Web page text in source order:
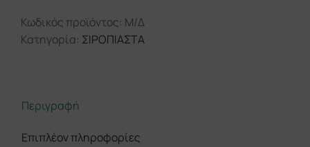
Κωδικός προϊόντος: Μ/Δ
Κατηγορία: ΣΙΡΟΠΙΑΣΤΑ
Περιγραφή
Επιπλέον πληροφορίες